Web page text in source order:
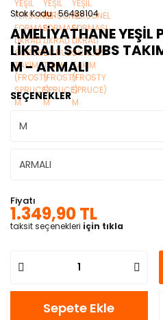
Stok Kodu 56438104
AMELİYATHANE YEŞİL
LİKRALI SCRUBS
M - ARMALI
SEÇENEKLER
Fiyatı
1.349,90 TL
taksit seçenekleri için tıkla
Sepete Ekle